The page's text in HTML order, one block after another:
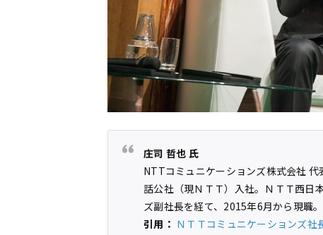
庄司 哲也 氏
NTTコミュニケーションズ株式会社
話公社（現ＮＴＴ）入社。ＮＴＴ西日
ズ副社長を経て、2015年6月から現職。
引用： ＮＴＴコミュニケーションズ